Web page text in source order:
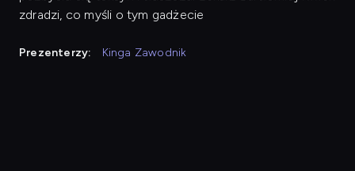
zdradzi, co myśli o tym gadżecie
Prezenterzy: Kinga Zawodnik